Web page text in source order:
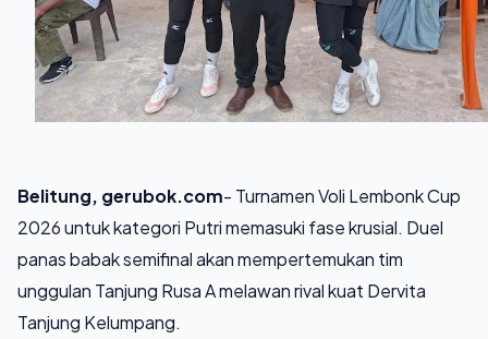
Belitung, gerubok.com- Turnamen Voli Lembonk Cup
2026 untuk kategori Putri memasuki fase krusial. Duel
panas babak semifinal akan mempertemukan tim
unggulan Tanjung Rusa A melawan rival kuat Dervita
Tanjung Kelumpang.